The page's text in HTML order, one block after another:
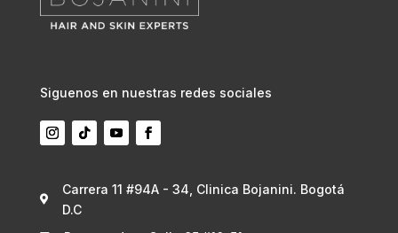
Siguenos en nuestras redes sociales

Carrera 11 #94A - 34, Clinica Bojanini. Bogotá
D.C